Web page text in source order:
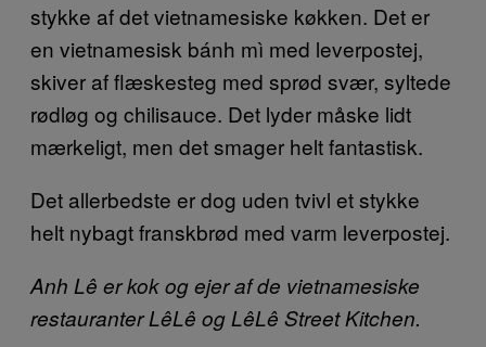
stykke af det vietnamesiske køkken. Det er
en vietnamesisk bánh mì med leverpostej,
skiver af flæskesteg med sprød svær, syltede
rødløg og chilisauce. Det lyder måske lidt
mærkeligt, men det smager helt fantastisk.
Det allerbedste er dog uden tvivl et stykke
helt nybagt franskbrød med varm leverpostej.
Anh Lê er kok og ejer af de vietnamesiske
restauranter LêLê og LêLê Street Kitchen.